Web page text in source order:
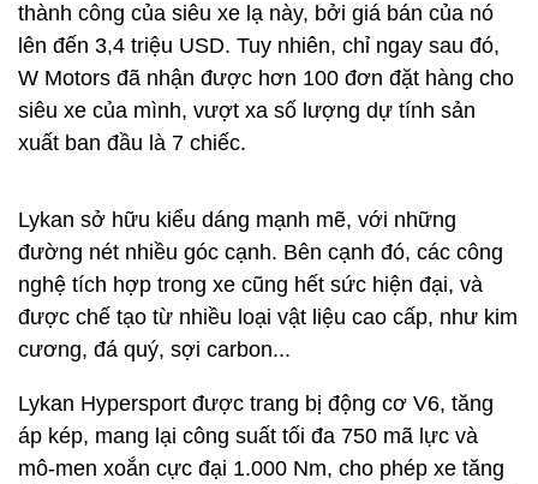
thành công của siêu xe lạ này, bởi giá bán của nó
lên đến 3,4 triệu USD. Tuy nhiên, chỉ ngay sau đó,
W Motors đã nhận được hơn 100 đơn đặt hàng cho
siêu xe của mình, vượt xa số lượng dự tính sản
xuất ban đầu là 7 chiếc.
Lykan sở hữu kiểu dáng mạnh mẽ, với những
đường nét nhiều góc cạnh. Bên cạnh đó, các công
nghệ tích hợp trong xe cũng hết sức hiện đại, và
được chế tạo từ nhiều loại vật liệu cao cấp, như kim
cương, đá quý, sợi carbon...
Lykan Hypersport được trang bị động cơ V6, tăng
áp kép, mang lại công suất tối đa 750 mã lực và
mô-men xoắn cực đại 1.000 Nm, cho phép xe tăng